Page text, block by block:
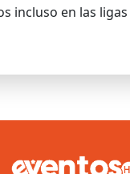
incluso en las